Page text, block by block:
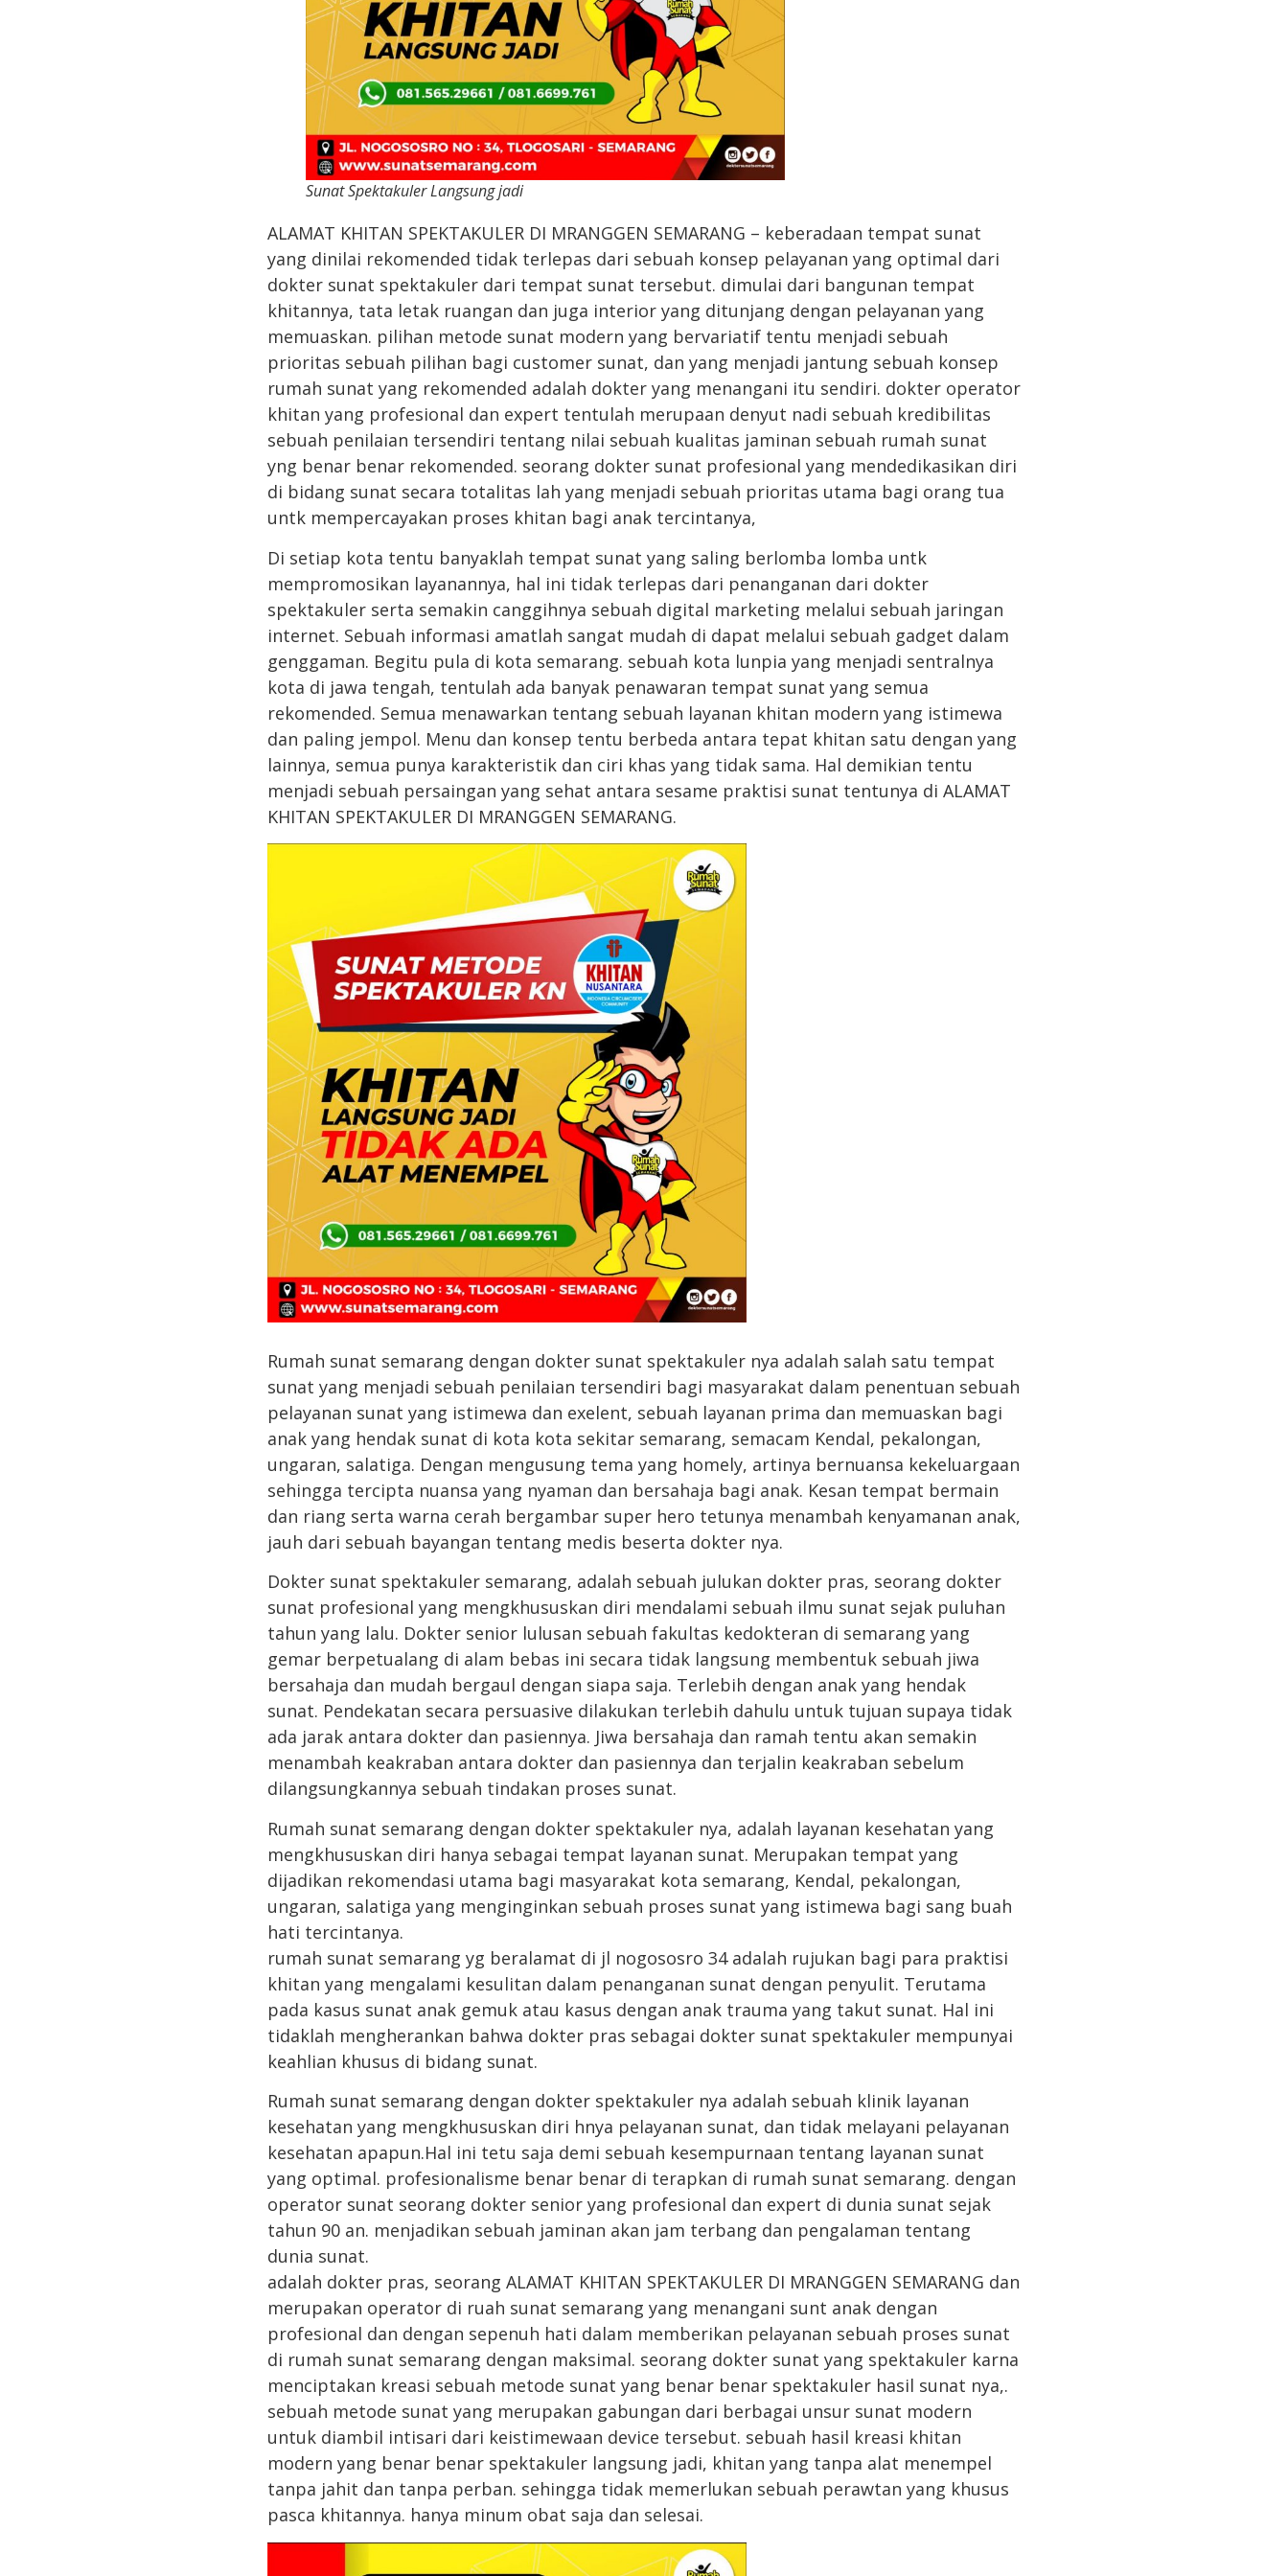
Sunat Spektakuler Langsung jadi
ALAMAT KHITAN SPEKTAKULER DI MRANGGEN SEMARANG – keberadaan tempat sunat
yang dinilai rekomended tidak terlepas dari sebuah konsep pelayanan yang optimal dari
dokter sunat spektakuler dari tempat sunat tersebut. dimulai dari bangunan tempat
khitannya, tata letak ruangan dan juga interior yang ditunjang dengan pelayanan yang
memuaskan. pilihan metode sunat modern yang bervariatif tentu menjadi sebuah
prioritas sebuah pilihan bagi customer sunat, dan yang menjadi jantung sebuah konsep
rumah sunat yang rekomended adalah dokter yang menangani itu sendiri. dokter operator
khitan yang profesional dan expert tentulah merupaan denyut nadi sebuah kredibilitas
sebuah penilaian tersendiri tentang nilai sebuah kualitas jaminan sebuah rumah sunat
yng benar benar rekomended. seorang dokter sunat profesional yang mendedikasikan diri
di bidang sunat secara totalitas lah yang menjadi sebuah prioritas utama bagi orang tua
untk mempercayakan proses khitan bagi anak tercintanya,
Di setiap kota tentu banyaklah tempat sunat yang saling berlomba lomba untk
mempromosikan layanannya, hal ini tidak terlepas dari penanganan dari dokter
spektakuler serta semakin canggihnya sebuah digital marketing melalui sebuah jaringan
internet. Sebuah informasi amatlah sangat mudah di dapat melalui sebuah gadget dalam
genggaman. Begitu pula di kota semarang. sebuah kota lunpia yang menjadi sentralnya
kota di jawa tengah, tentulah ada banyak penawaran tempat sunat yang semua
rekomended. Semua menawarkan tentang sebuah layanan khitan modern yang istimewa
dan paling jempol. Menu dan konsep tentu berbeda antara tepat khitan satu dengan yang
lainnya, semua punya karakteristik dan ciri khas yang tidak sama. Hal demikian tentu
menjadi sebuah persaingan yang sehat antara sesame praktisi sunat tentunya di ALAMAT
KHITAN SPEKTAKULER DI MRANGGEN SEMARANG.
Rumah sunat semarang dengan dokter sunat spektakuler nya adalah salah satu tempat
sunat yang menjadi sebuah penilaian tersendiri bagi masyarakat dalam penentuan sebuah
pelayanan sunat yang istimewa dan exelent, sebuah layanan prima dan memuaskan bagi
anak yang hendak sunat di kota kota sekitar semarang, semacam Kendal, pekalongan,
ungaran, salatiga. Dengan mengusung tema yang homely, artinya bernuansa kekeluargaan
sehingga tercipta nuansa yang nyaman dan bersahaja bagi anak. Kesan tempat bermain
dan riang serta warna cerah bergambar super hero tetunya menambah kenyamanan anak,
jauh dari sebuah bayangan tentang medis beserta dokter nya.
Dokter sunat spektakuler semarang, adalah sebuah julukan dokter pras, seorang dokter
sunat profesional yang mengkhususkan diri mendalami sebuah ilmu sunat sejak puluhan
tahun yang lalu. Dokter senior lulusan sebuah fakultas kedokteran di semarang yang
gemar berpetualang di alam bebas ini secara tidak langsung membentuk sebuah jiwa
bersahaja dan mudah bergaul dengan siapa saja. Terlebih dengan anak yang hendak
sunat. Pendekatan secara persuasive dilakukan terlebih dahulu untuk tujuan supaya tidak
ada jarak antara dokter dan pasiennya. Jiwa bersahaja dan ramah tentu akan semakin
menambah keakraban antara dokter dan pasiennya dan terjalin keakraban sebelum
dilangsungkannya sebuah tindakan proses sunat.
Rumah sunat semarang dengan dokter spektakuler nya, adalah layanan kesehatan yang
mengkhususkan diri hanya sebagai tempat layanan sunat. Merupakan tempat yang
dijadikan rekomendasi utama bagi masyarakat kota semarang, Kendal, pekalongan,
ungaran, salatiga yang menginginkan sebuah proses sunat yang istimewa bagi sang buah
hati tercintanya.
rumah sunat semarang yg beralamat di jl nogososro 34 adalah rujukan bagi para praktisi
khitan yang mengalami kesulitan dalam penanganan sunat dengan penyulit. Terutama
pada kasus sunat anak gemuk atau kasus dengan anak trauma yang takut sunat. Hal ini
tidaklah mengherankan bahwa dokter pras sebagai dokter sunat spektakuler mempunyai
keahlian khusus di bidang sunat.
Rumah sunat semarang dengan dokter spektakuler nya adalah sebuah klinik layanan
kesehatan yang mengkhususkan diri hnya pelayanan sunat, dan tidak melayani pelayanan
kesehatan apapun.Hal ini tetu saja demi sebuah kesempurnaan tentang layanan sunat
yang optimal. profesionalisme benar benar di terapkan di rumah sunat semarang. dengan
operator sunat seorang dokter senior yang profesional dan expert di dunia sunat sejak
tahun 90 an. menjadikan sebuah jaminan akan jam terbang dan pengalaman tentang
dunia sunat.
adalah dokter pras, seorang ALAMAT KHITAN SPEKTAKULER DI MRANGGEN SEMARANG dan
merupakan operator di ruah sunat semarang yang menangani sunt anak dengan
profesional dan dengan sepenuh hati dalam memberikan pelayanan sebuah proses sunat
di rumah sunat semarang dengan maksimal. seorang dokter sunat yang spektakuler karna
menciptakan kreasi sebuah metode sunat yang benar benar spektakuler hasil sunat nya,.
sebuah metode sunat yang merupakan gabungan dari berbagai unsur sunat modern
untuk diambil intisari dari keistimewaan device tersebut. sebuah hasil kreasi khitan
modern yang benar benar spektakuler langsung jadi, khitan yang tanpa alat menempel
tanpa jahit dan tanpa perban. sehingga tidak memerlukan sebuah perawtan yang khusus
pasca khitannya. hanya minum obat saja dan selesai.